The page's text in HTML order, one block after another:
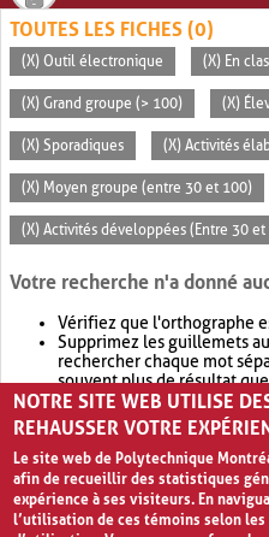
TOUTES LES FICHES (0)
(X) Outil électronique (X) En
(X) Grand groupe (> 100) (X)
(X) Sporadiques (X) Activités
(X) Moyen groupe (entre 30 et 100)
(X) Activités développées (Entre 30
Votre recherche n'a donné
Vérifiez que l'orthographe
Supprimez les guillemets
rechercher chaque mot
souvent plus de résultat
Envisagez d'élargir votre
retournera souvent plus de
NOTRE SITE WEB UTILISE
REHAUSSER VOTRE
Le site web de Polytechnique
afin de recueillir des statistiques
expérience à ses visiteurs. En
l’utilisation de ces témoins selon